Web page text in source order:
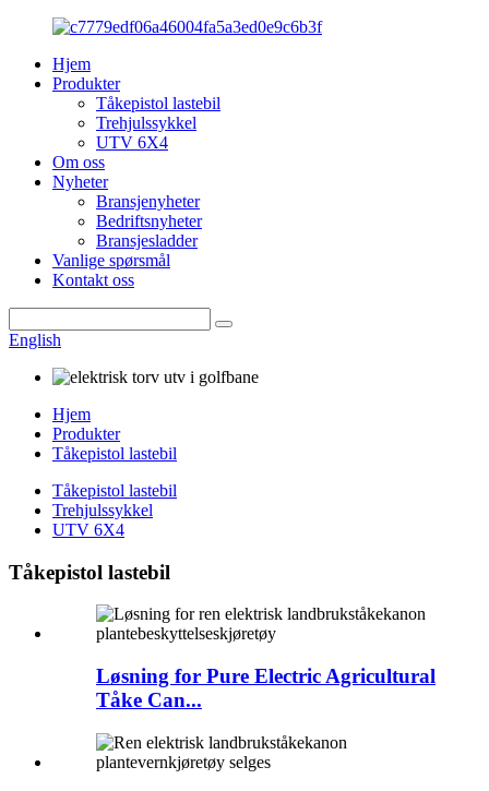
Hjem
Produkter
Tåkepistol lastebil
Trehjulssykkel
UTV 6X4
Om oss
Nyheter
Bransjenyheter
Bedriftsnyheter
Bransjesladder
Vanlige spørsmål
Kontakt oss
English
Hjem
Produkter
Tåkepistol lastebil
Tåkepistol lastebil
Trehjulssykkel
UTV 6X4
Tåkepistol lastebil
Løsning for Pure Electric Agricultural
Tåke Can...